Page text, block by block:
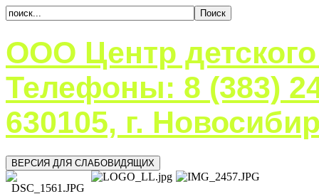
ООО Центр
Телефоны: 8 (383)
630105, г.
ВЕРСИЯ ДЛЯ СЛАБОВИДЯЩИХ